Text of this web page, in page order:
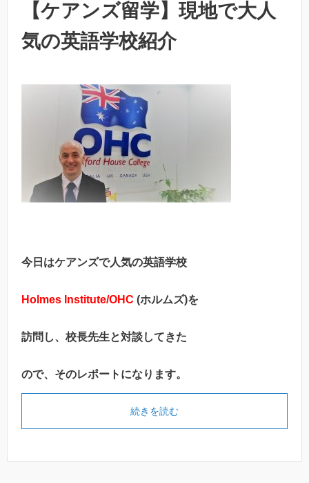
【ケアンズ留学】現地で大人
気の英語学校紹介
今日はケアンズで人気の英語学校
Holmes Institute/OHC (ホルムズ)を
訪問し、校長先生と対談してきた
ので、そのレポートになります。
続きを読む